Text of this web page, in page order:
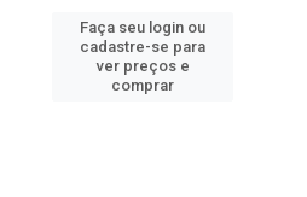
Faça seu login ou
cadastre-se para
ver preços e
comprar